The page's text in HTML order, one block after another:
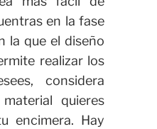
en la fase
la que el diseño
realizar los
considera
quieres
encimera. Hay